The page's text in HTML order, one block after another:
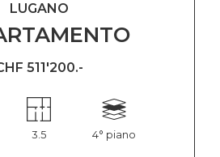
LUGANO
511'200.-
3.5 4° piano